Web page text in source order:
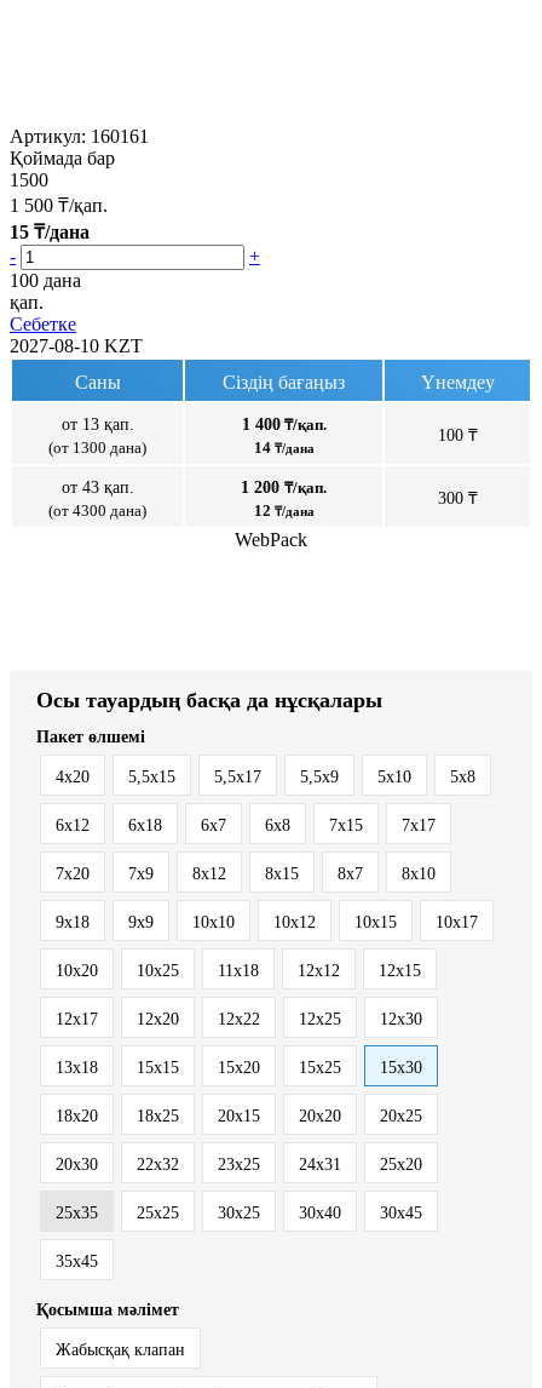
Артикул: 160161
Қоймада бар
1500
1 500 ₸/қап.
15 ₸/дана
-
+
100 дана
қап.
Себетке
2027-08-10 KZT
Саны
Сіздің бағаңыз Үнемдеу
от 13 қап.
(от 1300 дана)
1 400₸/қап.
14 ₸/дана
100 ₸
от 43 қап.
(от 4300 дана)
1 200 ₸/қап.
12 ₸/дана
300 ₸
WebPack
Осы тауардың басқа да нұсқалары
Пакет өлшемі
4x20 5,5x15 5,5x17 5,5x9 5x10 5x8
6x12 6x18 6x7 6x8 7x15 7x17
7x20 7x9 8x12 8x15 8x7 8х10
9x18 9x9 10x10 10x12 10x15 10x17
10x20 10x25 11x18 12x12 12x15
12x17 12x20 12x22 12x25 12x30
13x18 15x15 15x20 15x25 15x30
18x20 18x25 20x15 20x20 20x25
20x30 22x32 23x25 24x31 25x20
25x35 25х25 30x25 30x40 30x45
35x45
Қосымша мәлімет
Жабысқақ клапан